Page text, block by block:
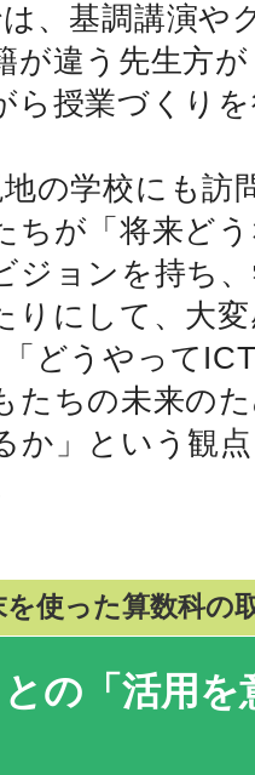
、基調講演や
が違う先生方
ら授業づくり
の学校にも訪
ちが「将来ど
ジョンを持ち
りにして、大
どうやって
たちの未来の
か」という観
使った算数科の
の「活用を